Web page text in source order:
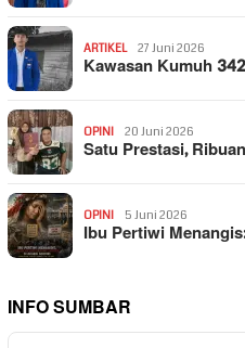
ARTIKEL 27 Juni 2026
Kawasan Kumuh
OPINI 20 Juni 2026
Satu Prestasi,
OPINI 5 Juni 2026
Ibu Pertiwi
INFO SUMBAR